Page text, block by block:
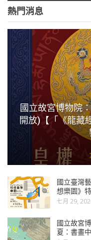
熱門消息
國立故宮博物院
開放)【「《龍藏
國立臺灣
想樂園》特
七月 29,
國立故宮
夏：書畫